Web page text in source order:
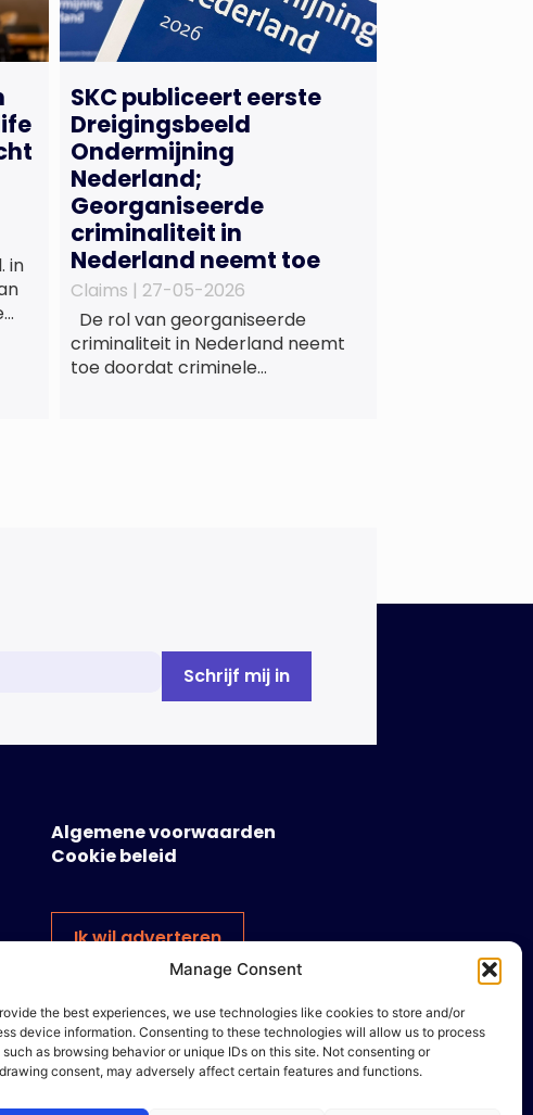
Manage Consent
the best experiences, we use technologies like cookies to store and/or
device information. Consenting to these technologies will allow us to process
such as browsing behavior or unique IDs on this site. Not consenting or
consent, may adversely affect certain features and functions.
in
SKC publiceert eerste
Dreigingsbeeld
Ondermijning
Nederland;
Georganiseerde
criminaliteit in
Nederland neemt toe
Claims | 27-05-2026
De rol van georganiseerde
criminaliteit in Nederland neemt
toe doordat criminele
Kenniscentrum Ondermijnende […]
Algemene voorwaarden
Cookie beleid
Ik wil adverteren